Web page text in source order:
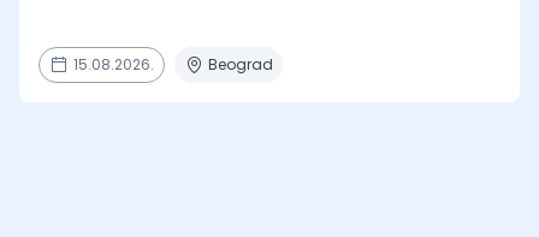
15.08.2026. Beograd